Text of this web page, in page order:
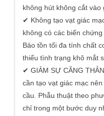
không hút không cắt vào
✔ Không tạo vạt giác
không có các biến
Bảo tồn tối đa tính chất
thiểu tình trạng khô mắt
✔ GIẢM SỰ CĂNG
cần tạo vạt giác mạc
cầu. Phẫu thuật theo
chỉ trong một bước duy